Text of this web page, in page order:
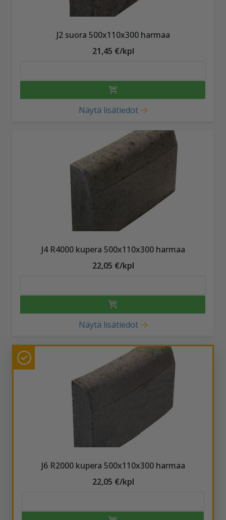
J2 suora 500x110x300 harmaa
21,45 €/kpl
Näytä lisätiedot
J4 R4000 kupera 500x110x300 harmaa
22,05 €/kpl
Näytä lisätiedot
J6 R2000 kupera 500x110x300 harmaa
22,05 €/kpl